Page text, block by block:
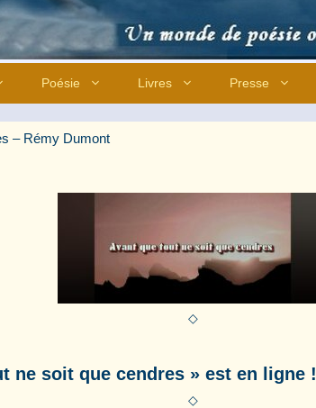
Poésie Livres Presse
– Rémy Dumont
◇
ne soit que cendres » est en ligne !
◇